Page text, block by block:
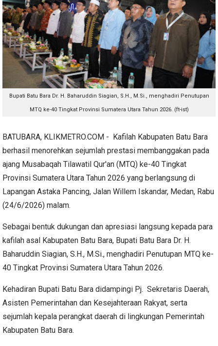
Bupati Batu Bara Dr. H. Baharuddin Siagian, S.H., M.Si., menghadiri Penutupan
MTQ ke-40 Tingkat Provinsi Sumatera Utara Tahun 2026. (ft-ist)
BATUBARA, KLIKMETRO.COM - Kafilah Kabupaten Batu Bara
berhasil menorehkan sejumlah prestasi membanggakan pada
ajang Musabaqah Tilawatil Qur'an (MTQ) ke-40 Tingkat
Provinsi Sumatera Utara Tahun 2026 yang berlangsung di
Lapangan Astaka Pancing, Jalan Willem Iskandar, Medan, Rabu
(24/6/2026) malam.
Sebagai bentuk dukungan dan apresiasi langsung kepada para
kafilah asal Kabupaten Batu Bara, Bupati Batu Bara Dr. H.
Baharuddin Siagian, S.H., M.Si., menghadiri Penutupan MTQ ke-
40 Tingkat Provinsi Sumatera Utara Tahun 2026.
Kehadiran Bupati Batu Bara didampingi Pj. Sekretaris Daerah,
Asisten Pemerintahan dan Kesejahteraan Rakyat, serta
sejumlah kepala perangkat daerah di lingkungan Pemerintah
Kabupaten Batu Bara.